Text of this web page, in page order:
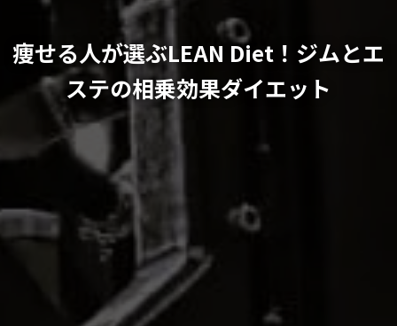
痩せる人が選ぶLEAN Diet！ジムとエ
ステの相乗効果ダイエット